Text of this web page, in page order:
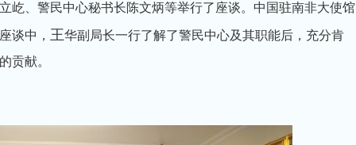
屹、警民中心秘书长陈文炳等举行了座谈。中国驻南非大使馆
谈中， 王华副局长一行了解了警民中心及其职能后，充分肯
贡献。